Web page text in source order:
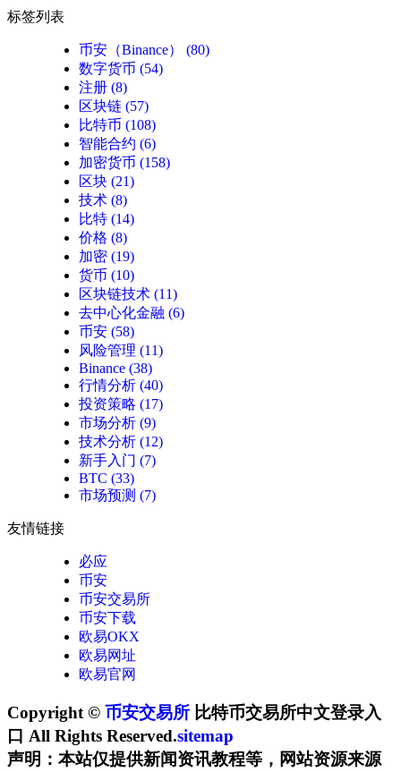
标签列表
币安（Binance）
(80)
数字货币 (54)
注册 (8)
区块链 (57)
比特币 (108)
智能合约 (6)
加密货币 (158)
区块 (21)
技术 (8)
比特 (14)
价格 (8)
加密 (19)
货币 (10)
区块链技术 (11)
去中心化金融 (6)
币安 (58)
风险管理 (11)
Binance (38)
行情分析 (40)
投资策略 (17)
市场分析 (9)
技术分析 (12)
新手入门 (7)
BTC (33)
市场预测 (7)
友情链接
必应
币安
币安交易所
币安下载
欧易OKX
欧易网址
欧易官网
Copyright © 币安交易所 比特币交易所中文登录入
口 All Rights Reserved.sitemap
声明：本站仅提供新闻资讯教程等，网站资源来源